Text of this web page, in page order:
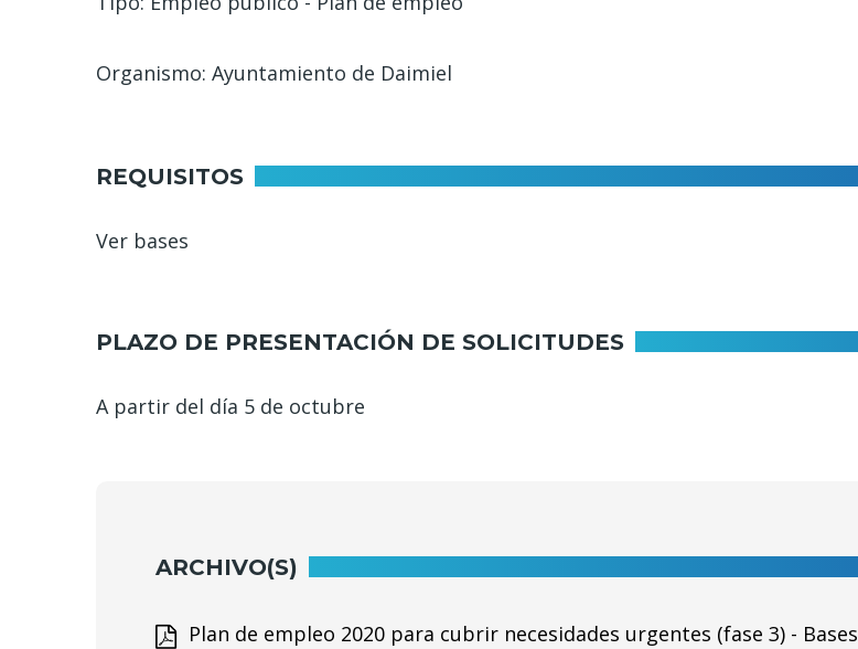
Organismo: Ayuntamiento de Daimiel
REQUISITOS
Ver bases
PLAZO DE PRESENTACIÓN DE SOLICITUDES
A partir del día 5 de octubre
ARCHIVO(S)
Plan de empleo 2020 para cubrir necesidades urgentes (fase 3) - Bases